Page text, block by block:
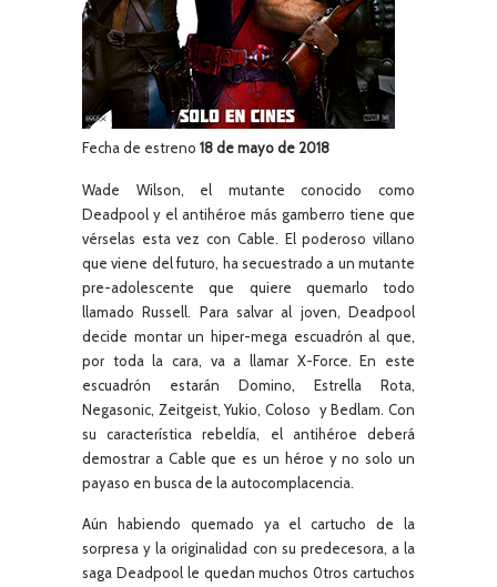
Fecha de estreno 18 de mayo de 2018
Wade Wilson, el mutante conocido como
Deadpool y el antihéroe más gamberro tiene que
vérselas esta vez con Cable. El poderoso villano
que viene del futuro, ha secuestrado a un mutante
pre-adolescente que quiere quemarlo todo
llamado Russell. Para salvar al joven, Deadpool
decide montar un hiper-mega escuadrón al que,
por toda la cara, va a llamar X-Force. En este
escuadrón estarán Domino, Estrella Rota,
Negasonic, Zeitgeist, Yukio, Coloso y Bedlam. Con
su característica rebeldía, el antihéroe deberá
demostrar a Cable que es un héroe y no solo un
payaso en busca de la autocomplacencia.
Aún habiendo quemado ya el cartucho de la
sorpresa y la originalidad con su predecesora, a la
saga Deadpool le quedan muchos 0tros cartuchos